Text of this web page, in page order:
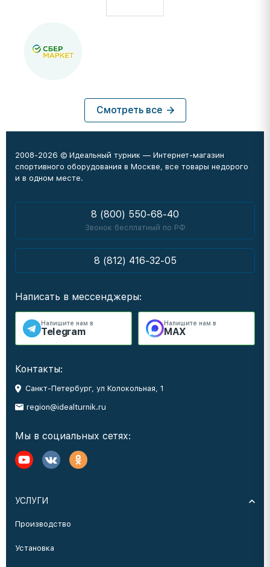
Смотреть все
2008-2026 © Идеальный турник — Интернет-магазин
спортивного оборудования в Москве, все товары недорого
и в одном месте.
8 (800) 550-68-40
Звонок бесплатный по РФ
8 (812) 416-32-05
Написать в мессенджеры:
Напишите нам в
Telegram
Напишите нам в
MAX
Контакты:
Санкт-Петербург, ул Колокольная, 1
region@idealturnik.ru
Мы в социальных сетях:
УСЛУГИ
Производство
Установка